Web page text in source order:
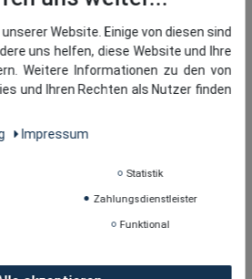
Website. Einige von diesen sind
uns helfen, diese Website und Ihre
Weitere Informationen zu den von
und Ihren Rechten als Nutzer finden
Impressum
Statistik
Zahlungsdienstleister
Funktional